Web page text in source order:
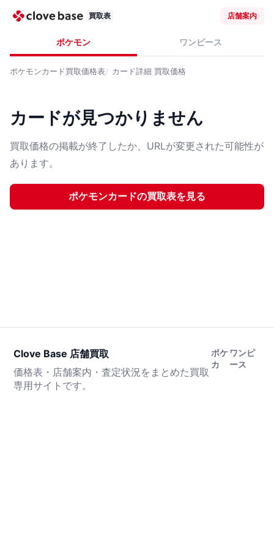
買取表 店舗案内
ポケモン ワンピース
ポケモンカード買取価格表 カード詳細 買取価格
カードが見つかりません
買取価格の掲載が終了したか、URLが変更された可能性が
あります。
ポケモンカードの買取表を見る
Clove Base 店舗買取
価格表・店舗案内・査定状況をまとめた買取
専用サイトです。
ポケ
カ
ワンピ
ース